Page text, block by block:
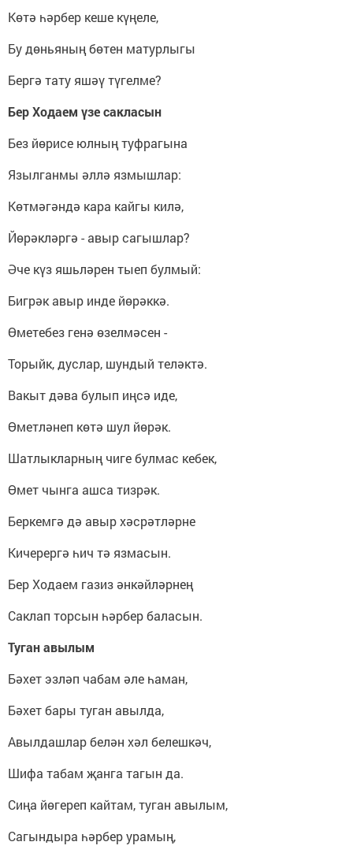
Көтә һәрбер кеше күңеле,
Бу дөньяның бөтен матурлыгы
Бергә тату яшәү түгелме?
Бер Ходаем үзе сакласын
Без йөрисе юлның туфрагына
Язылганмы әллә язмышлар:
Көтмәгәндә кара кайгы килә,
Йөрәкләргә - авыр сагышлар?
Әче күз яшьләрен тыеп булмый:
Бигрәк авыр инде йөрәккә.
Өметебез генә өзелмәсен -
Торыйк, дуслар, шундый теләктә.
Вакыт дәва булып иңсә иде,
Өметләнеп көтә шул йөрәк.
Шатлыкларның чиге булмас кебек,
Өмет чынга ашса тизрәк.
Беркемгә дә авыр хәсрәтләрне
Кичерергә һич тә язмасын.
Бер Ходаем газиз әнкәйләрнең
Саклап торсын һәрбер баласын.
Туган авылым
Бәхет эзләп чабам әле һаман,
Бәхет бары туган авылда,
Авылдашлар белән хәл белешкәч,
Шифа табам җанга тагын да.
Сиңа йөгереп кайтам, туган авылым,
Сагындыра һәрбер урамың,